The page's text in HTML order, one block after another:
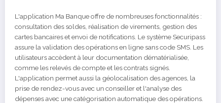
L'application Ma Banque offre de nombreuses fonctionnalités :
consultation des soldes, réalisation de virements, gestion des
cartes bancaires et envoi de notifications. Le système Securipass
assure la validation des opérations en ligne sans code SMS. Les
utilisateurs accèdent à leur documentation dématérialisée,
comme les relevés de compte et les contrats signés.
L'application permet aussi la géolocalisation des agences, la
prise de rendez-vous avec un conseiller et l'analyse des
dépenses avec une catégorisation automatique des opérations.